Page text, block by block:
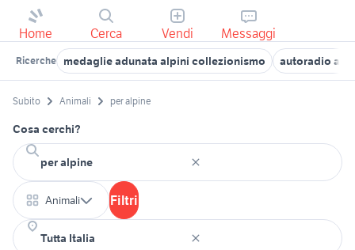
Home Cerca Vendi Messaggi
Ricerche medaglie adunata alpini collezionismo autoradio
Subito Animali per alpine
Cosa cerchi?
Animali Filtri